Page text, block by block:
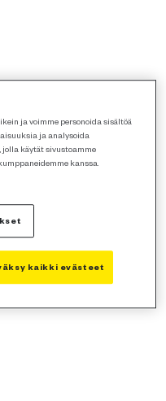
ja voimme personoida sisältöä
ja analysoida
käytät sivustoamme
kanssa.
kaikki evästeet